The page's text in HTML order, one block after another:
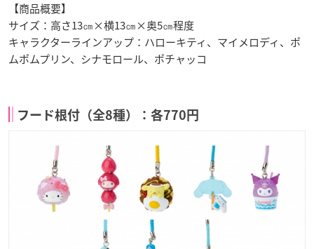
【商品概要】
サイズ：高さ13㎝×横13㎝×奥5㎝程度
キャラクターラインアップ：ハローキティ、マイメロディ、ポ
ムポムプリン、シナモロール、ポチャッコ
フード根付（全8種）：各770円